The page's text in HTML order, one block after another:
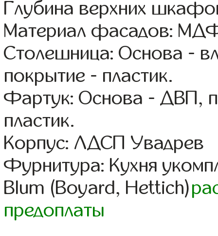
Глубина верхних
Материал фасадов:
Столешница: Основа -
покрытие - пластик.
Фартук: Основа - ДВП,
пластик.
Корпус: ЛДСП Увадрев
Фурнитура: Кухня
Blum (Boyard, Hettich)
предоплаты